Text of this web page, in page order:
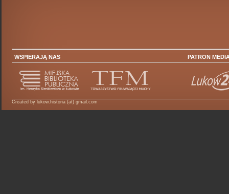
WSPIERAJĄ NAS PATRON
Created by lukow.historia (at) gmail.com